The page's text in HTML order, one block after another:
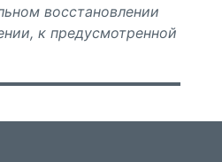
восстановлении
к предусмотренной